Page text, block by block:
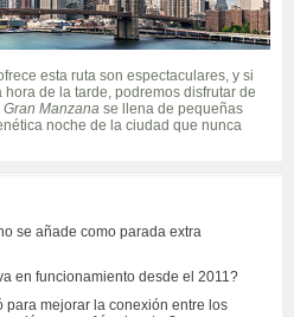
esta ruta son espectaculares, y si
de la tarde, podremos disfrutar de
Gran Manzana se llena de pequeñas
noche de la ciudad que nunca
se añade como parada extra
en funcionamiento desde el 2011?
mejorar la conexión entre los